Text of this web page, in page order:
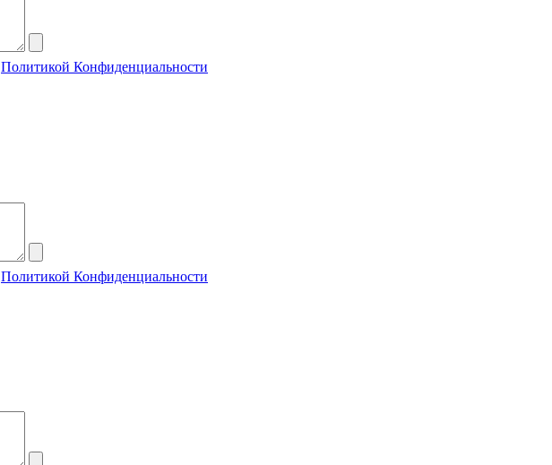
Политикой Конфиденциальности
Политикой Конфиденциальности